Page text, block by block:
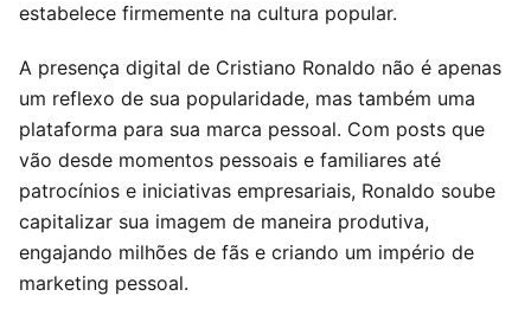
estabelece firmemente na cultura popular.
A presença digital de Cristiano Ronaldo não é apenas
um reflexo de sua popularidade, mas também uma
plataforma para sua marca pessoal. Com posts que
vão desde momentos pessoais e familiares até
patrocínios e iniciativas empresariais, Ronaldo soube
capitalizar sua imagem de maneira produtiva,
engajando milhões de fãs e criando um império de
marketing pessoal.